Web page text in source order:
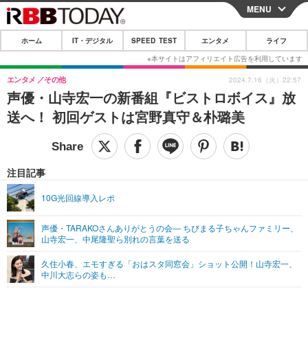
CLOSE
ホーム
IT・デジタル
IT・デジタルTOP スマートフォン
ショッピング その他
SPEED TEST
エンタメTOP 映画・ドラマ
グラビア
ショッピング その他
ライフTOP
その他
リリース一覧
プッシュ通知の停止方法
MENU
ホーム IT・デジタル SPEED TEST エンタメ ライフ
声優・山寺宏一の新番組『ビストロボイス』放
送へ！ 初回ゲストは宮野真守＆朴璐美
エンタメ その他
注目記事
10G光回線導入レポ
声優・TARAKOさんありがとうの会― ちびまる子ちゃんファミリー、
山寺宏一、中尾隆聖ら別れの言葉を送る
久住小春、エモすぎる「おはスタ同窓会」ショット公開！山寺宏一、
中川大志らの姿も…
2024.7.16（火）22:57